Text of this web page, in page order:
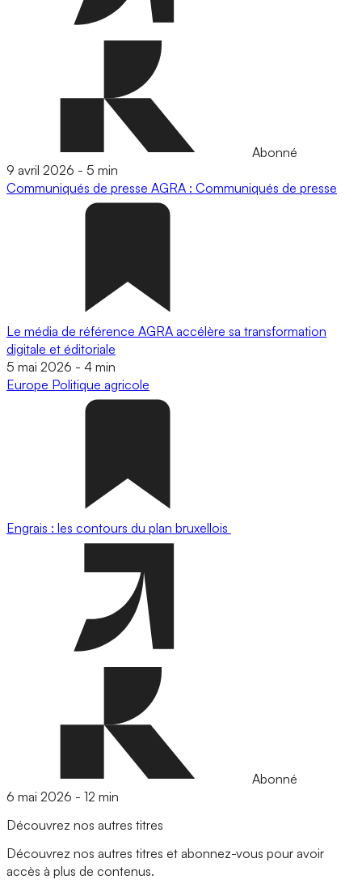
Abonné
9 avril 2026 - 5 min
Communiqués de presse AGRA : Communiqués de presse
Le média de référence AGRA accélère sa transformation
digitale et éditoriale
5 mai 2026 - 4 min
Europe Politique agricole
Engrais : les contours du plan bruxellois
Abonné
6 mai 2026 - 12 min
Découvrez nos autres titres
Découvrez nos autres titres et abonnez-vous pour avoir
accès à plus de contenus.